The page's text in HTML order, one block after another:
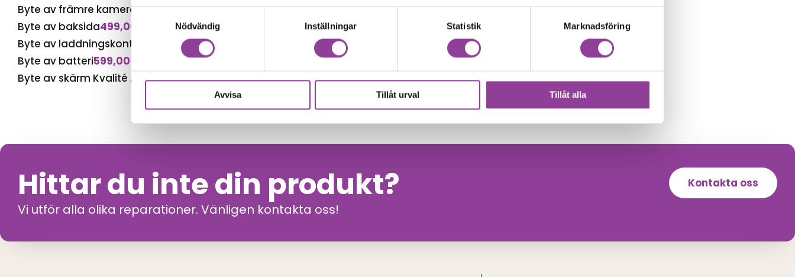
Samtyckesval
Nödvändig
Inställningar Statistik Marknadsföring
Avvisa Tillåt urval Tillåt alla
Byte av främre kamera649,00kr
Byte av baksida499,00
Byte av laddningskontakt
1 299,00kr
Byte av batteri599,00
Byte av skärm Kvalité A (Original Display)1 899,00kr
Hittar du inte din produkt?
Vi utför alla olika reparationer. Vänligen kontakta oss!
Kontakta oss